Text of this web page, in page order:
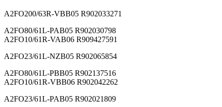
A2FO200/63R-VBB05 R902033271
A2FO80/61L-PAB05 R902030798
A2FO10/61R-VAB06 R909427591
A2FO23/61L-NZB05 R902065854
A2FO80/61L-PBB05 R902137516
A2FO10/61R-VBB06 R902042262
A2FO23/61L-PAB05 R902021809